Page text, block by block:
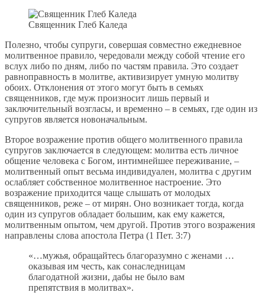
Священник Глеб Каледа
Полезно, чтобы супруги, совершая совместно ежедневное
молитвенное правило, чередовали между собой чтение его
вслух либо по дням, либо по частям правила. Это создает
равноправность в молитве, активизирует умную молитву
обоих. Отклонения от этого могут быть в семьях
священников, где муж произносит лишь первый и
заключительный возгласы, и временно – в семьях, где один из
супругов является новоначальным.
Второе возражение против общего молитвенного правила
супругов заключается в следующем: молитва есть личное
общение человека с Богом, интимнейшее переживание, –
молитвенный опыт весьма индивидуален, молитва с другим
ослабляет собственное молитвенное настроение. Это
возражение приходится чаще слышать от молодых
священников, реже – от мирян. Оно возникает тогда, когда
один из супругов обладает большим, как ему кажется,
молитвенным опытом, чем другой. Против этого возражения
направлены слова апостола Петра (1 Пет. 3:7)
«…мужья, обращайтесь благоразумно с женами …
оказывая им честь, как сонаследницам
благодатной жизни, дабы не было вам
препятствия в молитвах».